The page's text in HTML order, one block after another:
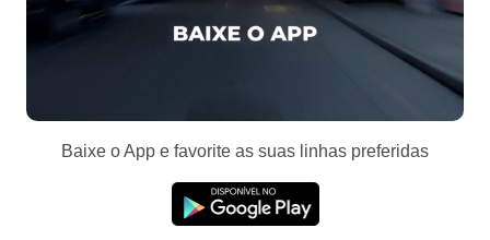
Baixe o App e favorite as suas linhas preferidas